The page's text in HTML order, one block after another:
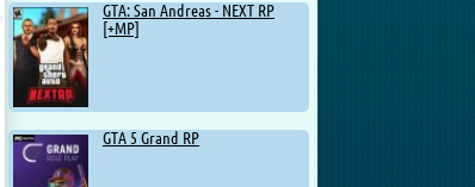
GTA: San Andreas - NEXT RP
[+MP]
GTA 5 Grand RP